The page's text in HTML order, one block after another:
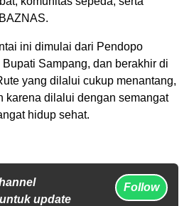
ini dimulai dari Pendopo
Sampang, dan berakhir di
yang dilalui cukup menantang,
karena dilalui dengan semangat
hidup sehat.
update
Follow